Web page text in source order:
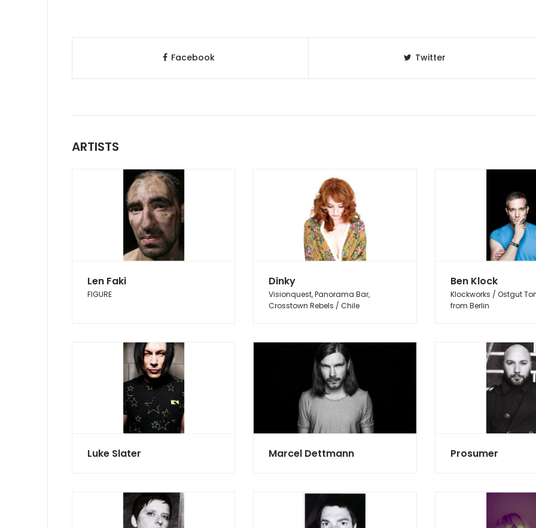
Facebook Twitter
ARTISTS
Len Faki
FIGURE
Dinky
Visionquest, Panorama Bar,
Crosstown Rebels / Chile
Ben Klock
Klockworks / Ostgut
from Berlin
Luke Slater Marcel Dettmann Prosumer